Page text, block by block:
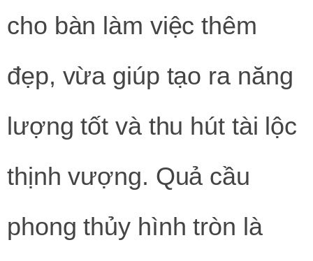
cho bàn làm việc thêm
đẹp, vừa giúp tạo ra năng
lượng tốt và thu hút tài lộc
thịnh vượng. Quả cầu
phong thủy hình tròn là